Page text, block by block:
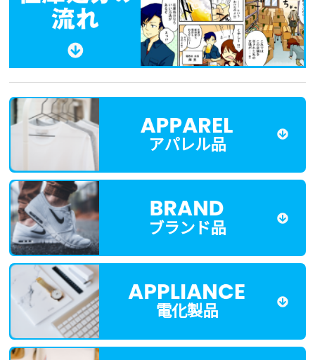
アパレル品
ブランド品
電化製品